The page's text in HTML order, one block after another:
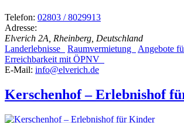
Telefon: 02803 / 8029913
Adresse:
Elverich 2A, Rheinberg, Deutschland
Landerlebnisse
Raumvermietung
Angebote
Erreichbarkeit mit ÖPNV
E-Mail: info@elverich.de
Kerschenhof – Erlebnishof